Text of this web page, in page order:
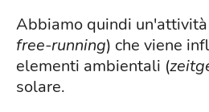
Abbiamo quindi
free-running) che viene
elementi ambientali (
solare.